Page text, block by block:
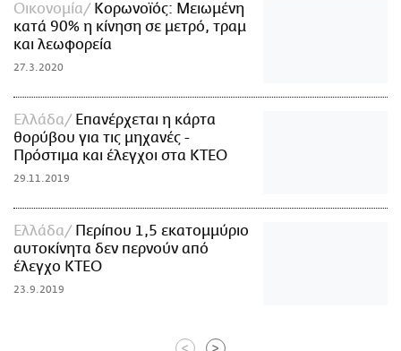
Οικονομία
Κορωνοϊός: Μειωμένη
κατά 90% η κίνηση σε μετρό, τραμ
και λεωφορεία
27.3.2020
Ελλάδα
Επανέρχεται η κάρτα
θορύβου για τις μηχανές -
Πρόστιμα και έλεγχοι στα ΚΤΕΟ
29.11.2019
Ελλάδα
Περίπου 1,5 εκατομμύριο
αυτοκίνητα δεν περνούν από
έλεγχο ΚΤΕΟ
23.9.2019